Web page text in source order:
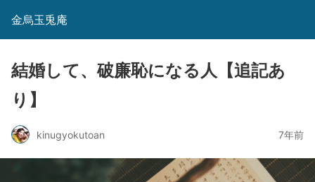
金烏玉兎庵
結婚して、破廉恥になる人【追記あ
り】
kinugyokutoan 7年前